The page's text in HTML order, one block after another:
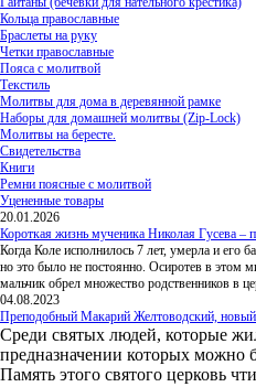
Кольца православные
Браслеты на руку
Четки православные
Пояса с молитвой
Текстиль
Молитвы для дома в деревянной рамке
Наборы для домашней молитвы (Zip-Lock)
Молитвы на бересте.
Свидетельства
Книги
Ремни поясные с молитвой
Уцененные товары
20.01.2026
Короткая жизнь мученика Николая Гусева –
Когда Коле исполнилось 7 лет, умерла и его
но это было не постоянно. Осиротев в этом
мальчик обрел множество родственников в
04.08.2023
Преподобный Макарий Желтоводский,
Среди святых людей, которые
предназначении которых можно
Память этого святого церковь